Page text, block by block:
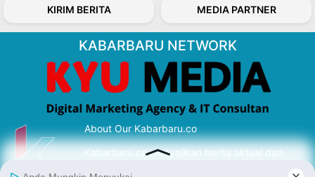
KIRIM BERITA MEDIA PARTNER
KABARBARU NETWORK
About Our Kabarbaru.co
Kabarbaru.co menyajikan berita aktual dan